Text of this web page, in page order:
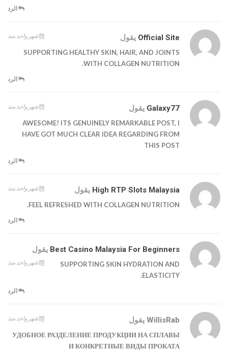
الرد
Official Site يقول شهر واحد منذ
SUPPORTING HEALTHY SKIN, HAIR, AND JOINTS
WITH COLLAGEN NUTRITION.
الرد
Galaxy77 يقول شهر واحد منذ
AWESOME! ITS GENUINELY REMARKABLE POST, I
HAVE GOT MUCH CLEAR IDEA REGARDING FROM
THIS POST
الرد
High RTP Slots Malaysia يقول شهر واحد منذ
FEEL REFRESHED WITH COLLAGEN NUTRITION.
الرد
Best Casino Malaysia For Beginners يقول
شهر واحد منذ
SUPPORTING SKIN HYDRATION AND
ELASTICITY.
الرد
WillisRab يقول شهر واحد منذ
УДОБНОЕ РАЗДЕЛЕНИЕ ПРОДУКЦИИ НА СПЛАВЫ
И КОНКРЕТНЫЕ ВИДЫ ПРОКАТА